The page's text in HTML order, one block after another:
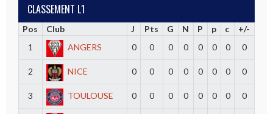
CLASSEMENT L1
Pos Club J Pts G N P p c
+/-
1
ANGERS 0 0 0 0 0 0 0 0
2 NICE 0 0 0 0 0 0 0 0
3 TOULOUSE 0 0 0 0 0 0 0 0